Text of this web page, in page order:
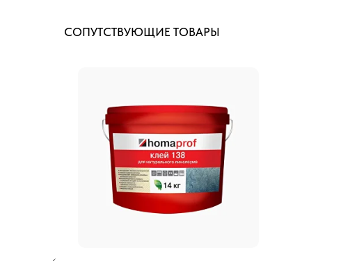
СОПУТСТВУЮЩИЕ ТОВАРЫ